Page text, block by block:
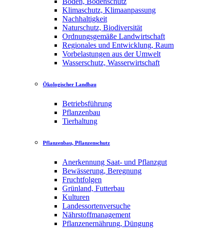
Klimaschutz, Klimaanpassung
Nachhaltigkeit
Naturschutz, Biodiversität
Ordnungsgemäße Landwirtschaft
Regionales und Entwicklung, Raum
Vorbelastungen aus der Umwelt
Wasserschutz, Wasserwirtschaft
Ökologischer Landbau
Betriebsführung
Pflanzenbau
Tierhaltung
Pflanzenbau, Pflanzenschutz
Anerkennung Saat- und Pflanzgut
Bewässerung, Beregnung
Fruchtfolgen
Grünland, Futterbau
Kulturen
Landessortenversuche
Nährstoffmanagement
Pflanzenernährung, Düngung